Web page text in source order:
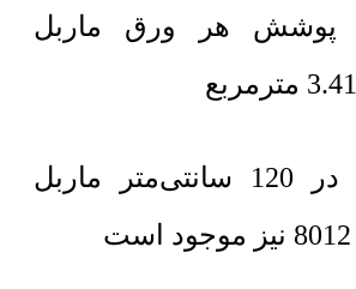
پوشش هر ورق ماربل
ورق 60 در 120 سانتی‌متر ماربل